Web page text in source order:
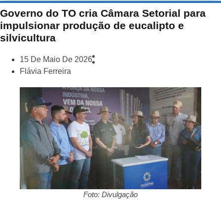
Governo do TO cria Câmara Setorial para
impulsionar produção de eucalipto e
silvicultura
15 De Maio De 2026
Flávia Ferreira
Foto: Divulgação